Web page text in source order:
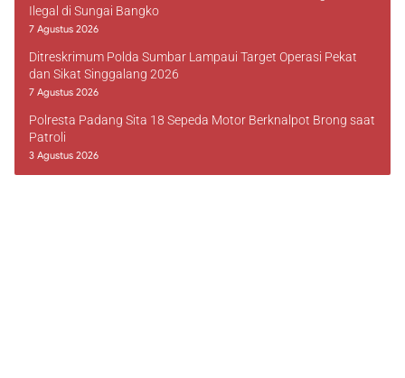
Ilegal di Sungai Bangko
7 Agustus 2026
Ditreskrimum Polda Sumbar Lampaui Target Operasi Pekat
dan Sikat Singgalang 2026
7 Agustus 2026
Polresta Padang Sita 18 Sepeda Motor Berknalpot Brong saat
Patroli
3 Agustus 2026